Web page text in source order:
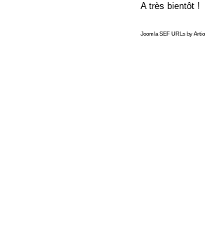
A très bientôt !
Joomla SEF URLs by Artio